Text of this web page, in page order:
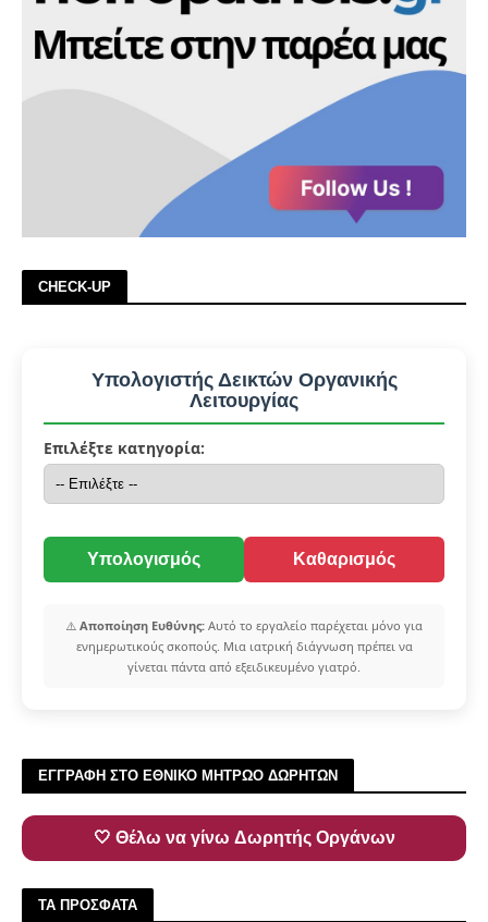
CHECK-UP
Υπολογιστής Δεικτών Οργανικής
Λειτουργίας
Επιλέξτε κατηγορία:
Υπολογισμός Καθαρισμός
⚠️ Αποποίηση Ευθύνης: Αυτό το εργαλείο παρέχεται μόνο για
ενημερωτικούς σκοπούς. Μια ιατρική διάγνωση πρέπει να
γίνεται πάντα από εξειδικευμένο γιατρό.
ΕΓΓΡΑΦΗ ΣΤΟ ΕΘΝΙΚΟ ΜΗΤΡΩΟ ΔΩΡΗΤΩΝ
🤍 Θέλω να γίνω Δωρητής Οργάνων
ΤΑ ΠΡΟΣΦΑΤΑ